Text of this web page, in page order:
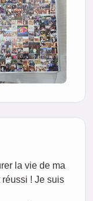
la vie de ma
! Je suis